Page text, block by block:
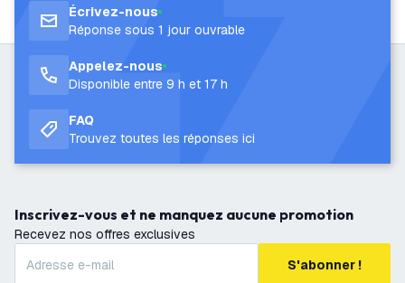
Écrivez-nous
Réponse sous 1 jour ouvrable
Appelez-nous
Disponible entre 9 h et 17 h
FAQ
Trouvez toutes les réponses ici
Inscrivez-vous et ne manquez aucune promotion
Recevez nos offres exclusives
S'abonner !